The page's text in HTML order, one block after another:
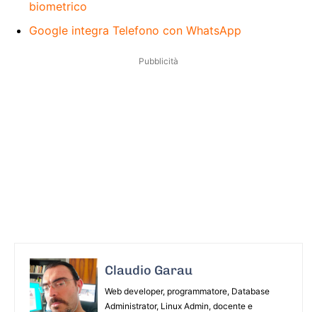
biometrico
Google integra Telefono con WhatsApp
Pubblicità
Claudio Garau
Web developer, programmatore, Database
Administrator, Linux Admin, docente e